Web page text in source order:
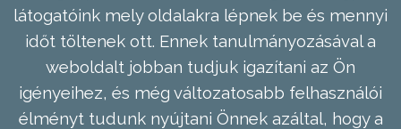
látogatóink mely oldalakra lépnek be és mennyi
időt töltenek ott. Ennek tanulmányozásával a
weboldalt jobban tudjuk igazítani az Ön
igényeihez, és még változatosabb felhasználói
élményt tudunk nyújtani Önnek azáltal, hogy a